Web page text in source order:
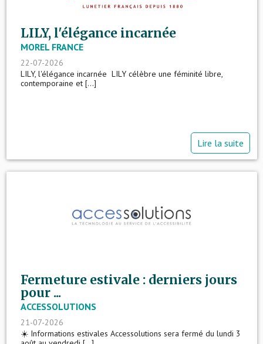
LILY, l'élégance incarnée
MOREL FRANCE
22-07-2026
LILY, l'élégance incarnée LILY célèbre une féminité libre,
contemporaine et [...]
Lire la suite
Fermeture estivale : derniers jours
pour ...
ACCESSOLUTIONS
21-07-2026
☀️ Informations estivales Accessolutions sera fermé du lundi 3